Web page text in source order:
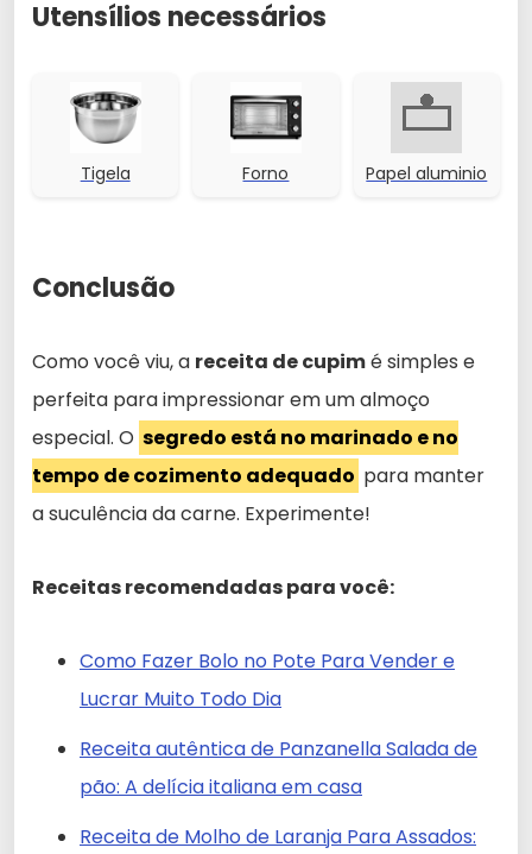
Utensílios necessários
Tigela Forno Papel aluminio
Conclusão
Como você viu, a receita de cupimé simples e
perfeita para impressionar em um almoço
especial. O segredo está no marinado e no
tempo de cozimento adequado para manter
a suculência da carne. Experimente!
Receitas recomendadas para você:
Como Fazer Bolo no Pote Para Vender e
Lucrar Muito Todo Dia
Receita autêntica de Panzanella Salada de
pão: A delícia italiana em casa
Receita de Molho de Laranja Para Assados: